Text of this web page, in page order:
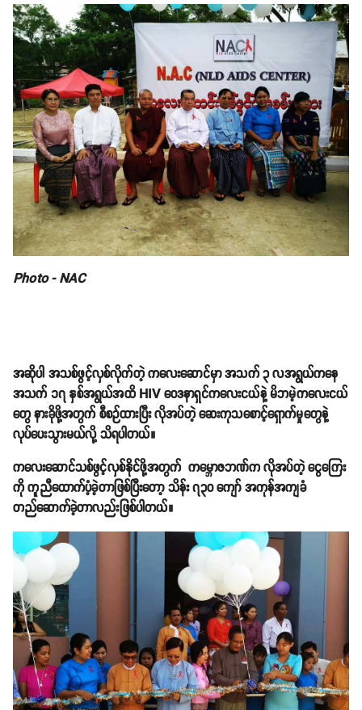
Photo - NAC
အဆိုပါ အသစ်ဖွင့်လှစ်လိုက်တဲ့ ကလေးဆောင်မှာ အသက် ၃ လအရွယ်ကနေ
အသက် ၁၇ နှစ်အရွယ်အထိ HIV ဝေဒနာရှင်ကလေးငယ်နဲ့ မိဘမဲ့ကလေးငယ်
တွေ နားခိုဖို့အတွက် စီစဉ်ထားပြီး လိုအပ်တဲ့ ဆေးကုသစောင့်ရှောက်မှုတွေနဲ့
လုပ်ပေးသွားမယ်လို့ သိရပါတယ်။
ကလေးဆောင်သစ်ဖွင့်လှစ်နိုင်ဖို့အတွက် ကမ္ဘောဇဘဏ်က လိုအပ်တဲ့ ငွေကြေး
ကို ကူညီထောက်ပံ့ခဲ့တာဖြစ်ပြီးတော့ သိန်း ၇၃၀ ကျော် အကုန်အကျခံ
တည်ဆောက်ခဲ့တာလည်းဖြစ်ပါတယ်။